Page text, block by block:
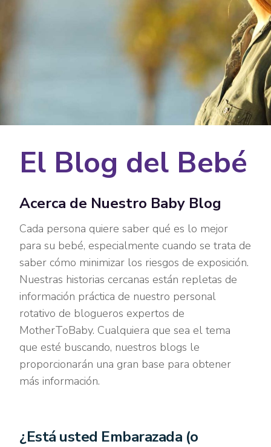
El Blog del Bebé
Acerca de Nuestro Baby Blog
Cada persona quiere saber qué es lo mejor
para su bebé, especialmente cuando se trata de
saber cómo minimizar los riesgos de exposición.
Nuestras historias cercanas están repletas de
información práctica de nuestro personal
rotativo de blogueros expertos de
MotherToBaby. Cualquiera que sea el tema
que esté buscando, nuestros blogs le
proporcionarán una gran base para obtener
más información.
¿Está usted Embarazada (o